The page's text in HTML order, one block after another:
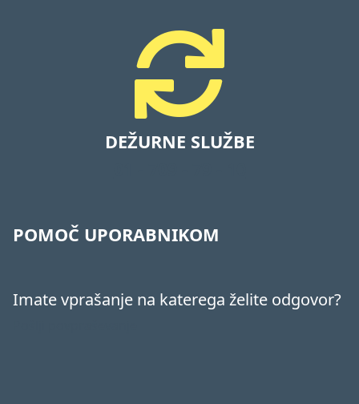
DEŽURNE SLUŽBE
POMOČ UPORABNIKOM
Imate vprašanje na katerega želite odgovor?